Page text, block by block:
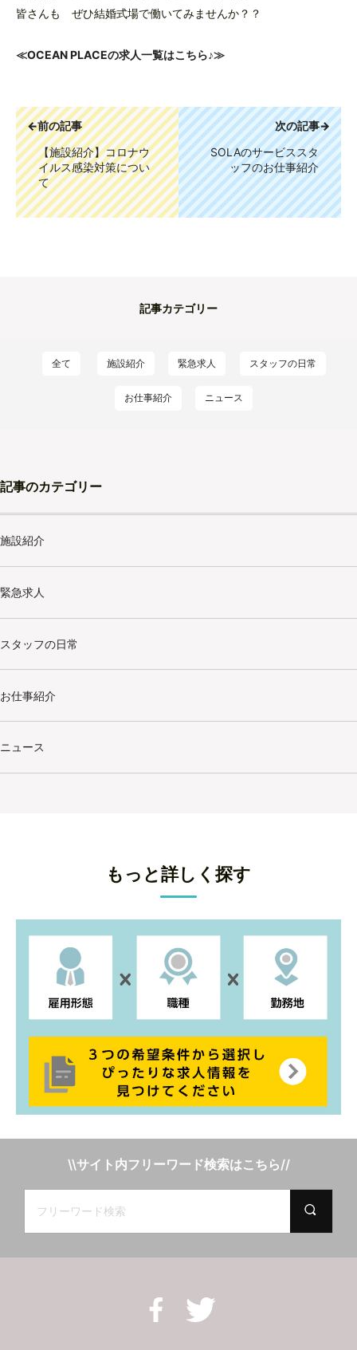
皆さんも ぜひ結婚式場で働いてみませんか？？
≪OCEAN PLACEの求人一覧はこちら♪≫
←前の記事
【施設紹介】コロナウ
イルス感染対策につい
て
次の記事→
SOLAのサービススタ
ッフのお仕事紹介
記事カテゴリー
全て 施設紹介 緊急求人 スタッフの日常
お仕事紹介 ニュース
記事のカテゴリー
施設紹介
緊急求人
スタッフの日常
お仕事紹介
ニュース
もっと詳しく探す
\\サイト内フリーワード検索はこちら//